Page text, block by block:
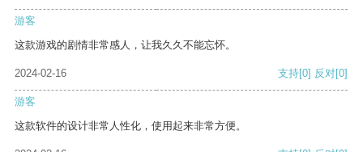
游客
这款游戏的剧情非常感人，让我久久不能忘怀。
2024-02-16 支持[0] 反对[0]
游客
这款软件的设计非常人性化，使用起来非常方便。